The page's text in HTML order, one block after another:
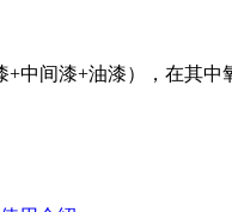
间漆+油漆），在其中